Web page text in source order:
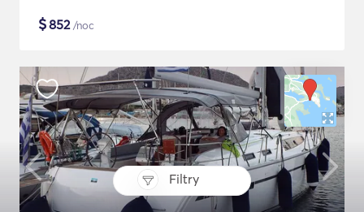
Filtry
$852/noc